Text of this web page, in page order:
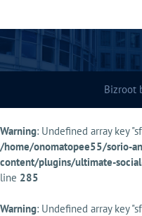
Bizroot
Warning: Undefined array key
/home/onomatopee55/sorio-
content/plugins/ultimate-
line 285
Warning: Undefined array key